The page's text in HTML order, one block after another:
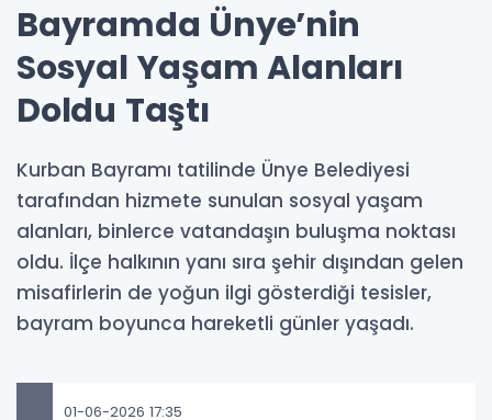
Bayramda Ünye’nin
Sosyal Yaşam Alanları
Doldu Taştı
Kurban Bayramı tatilinde Ünye Belediyesi
tarafından hizmete sunulan sosyal yaşam
alanları, binlerce vatandaşın buluşma noktası
oldu. İlçe halkının yanı sıra şehir dışından gelen
misafirlerin de yoğun ilgi gösterdiği tesisler,
bayram boyunca hareketli günler yaşadı.
01-06-2026 17:35